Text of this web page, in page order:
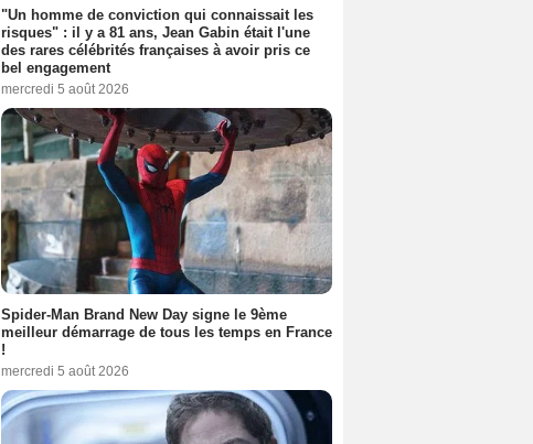
"Un homme de conviction qui connaissait les
risques" : il y a 81 ans, Jean Gabin était l'une
des rares célébrités françaises à avoir pris ce
bel engagement
mercredi 5 août 2026
Spider-Man Brand New Day signe le 9ème
meilleur démarrage de tous les temps en France
!
mercredi 5 août 2026